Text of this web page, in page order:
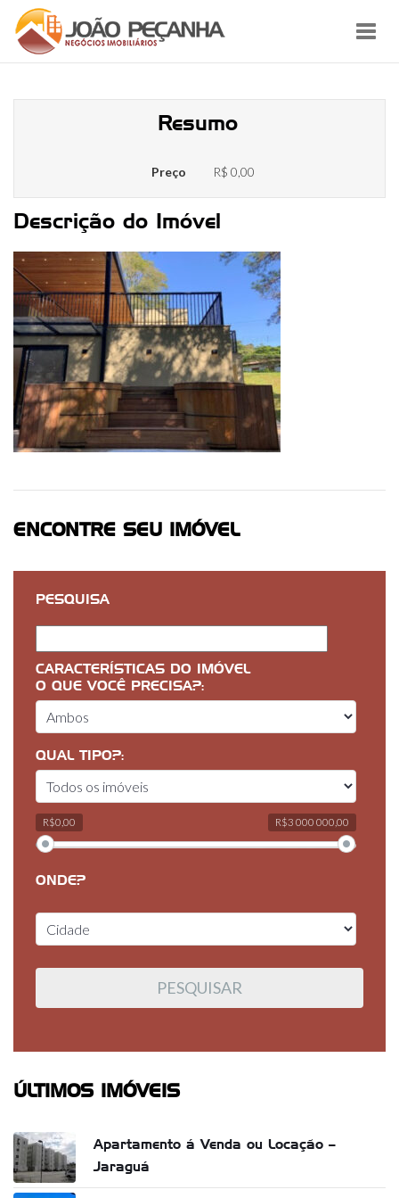
Resumo
Preço R$ 0,00
Descrição do Imóvel
ENCONTRE SEU IMÓVEL
PESQUISA
CARACTERÍSTICAS DO IMÓVEL
O QUE VOCÊ PRECISA?:
QUAL TIPO?:
R$0,00 R$3 000 000,00
ONDE?
ÚLTIMOS IMÓVEIS
Apartamento á Venda ou Locação –
Jaraguá